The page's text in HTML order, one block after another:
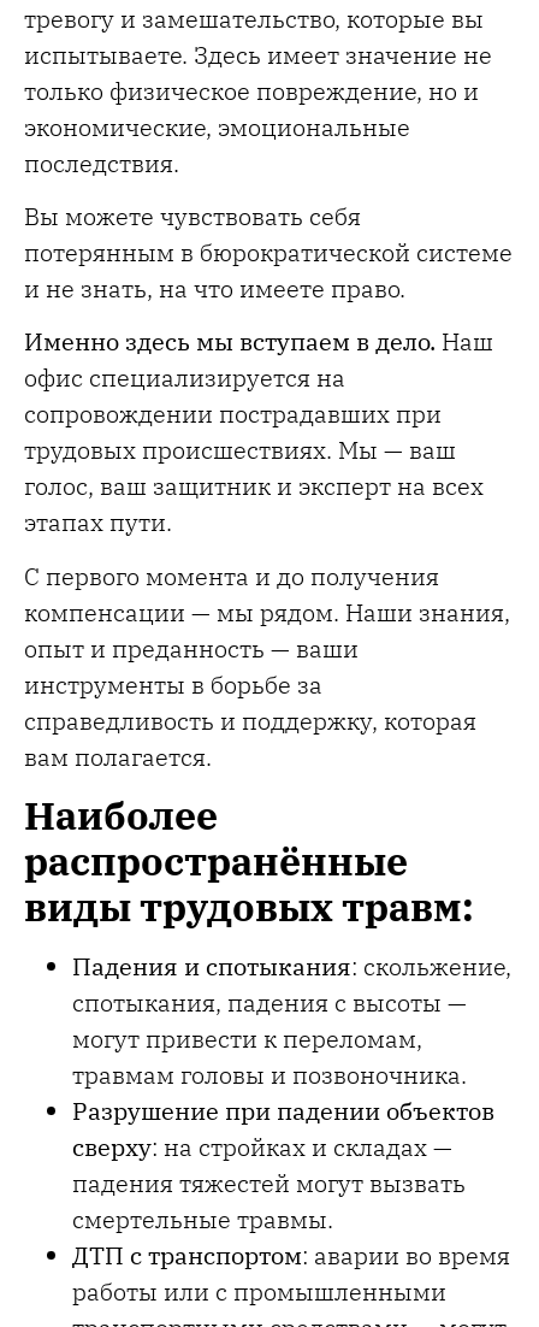
тревогу и замешательство, которые вы
испытываете. Здесь имеет значение не
только физическое повреждение, но и
экономические, эмоциональные
последствия.
Вы можете чувствовать себя
потерянным в бюрократической системе
и не знать, на что имеете право.
Именно здесь мы вступаем в дело. Наш
офис специализируется на
сопровождении пострадавших при
трудовых происшествиях. Мы — ваш
голос, ваш защитник и эксперт на всех
этапах пути.
С первого момента и до получения
компенсации — мы рядом. Наши знания,
опыт и преданность — ваши
инструменты в борьбе за
справедливость и поддержку, которая
вам полагается.
Наиболее
распространённые
виды трудовых травм:
Падения и спотыкания: скольжение,
спотыкания, падения с высоты —
могут привести к переломам,
травмам головы и позвоночника.
Разрушение при падении объектов
сверху: на стройках и складах —
падения тяжестей могут вызвать
смертельные травмы.
ДТП с транспортом: аварии во время
работы или с промышленными